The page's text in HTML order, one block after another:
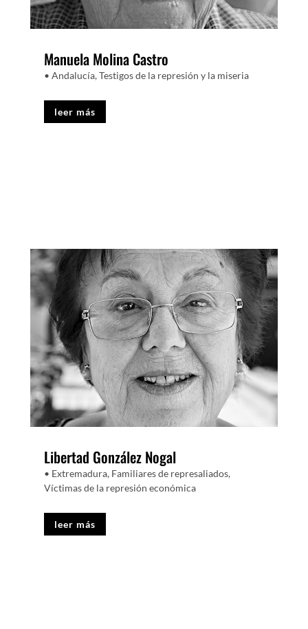
Manuela Molina Castro
• Andalucía,Testigos de la represión y la miseria
leer más
Libertad González Nogal
• Extremadura, Familiares de represaliados,
Víctimas de la represión económica
leer más